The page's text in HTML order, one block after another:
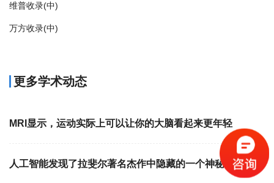
维普收录(中)
万方收录(中)
更多学术动态
MRI显示，运动实际上可以让你的大脑看起来更年轻
人工智能发现了拉斐尔著名杰作中隐藏的一个神秘细节